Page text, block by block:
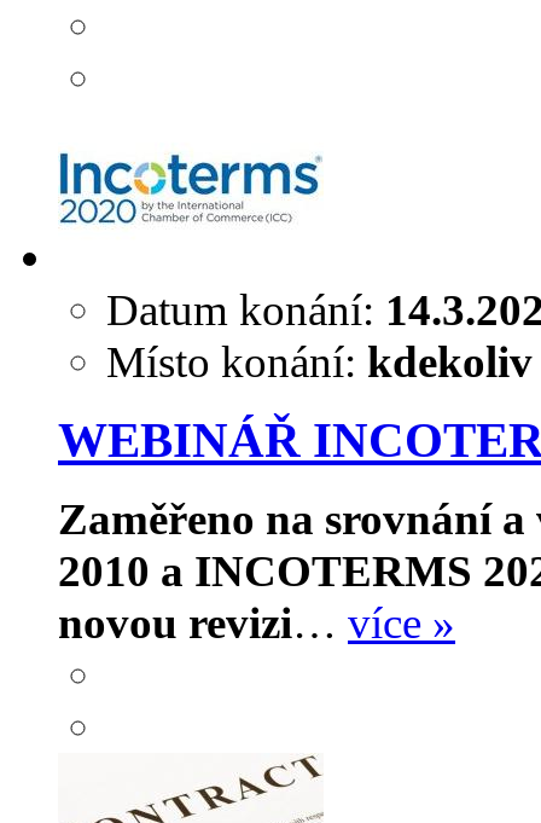
Datum konání:
Místo konání: kdekoliv
WEBINÁŘ
Zaměřeno na srovnání
2010 a INCOTERMS
novou revizi… více »